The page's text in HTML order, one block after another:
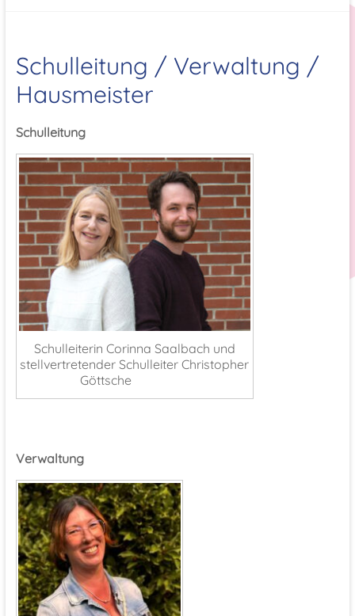
Schulleitung / Verwaltung /
Hausmeister
Schulleitung
Schulleiterin Corinna Saalbach und
stellvertretender Schulleiter Christopher
Göttsche
Verwaltung